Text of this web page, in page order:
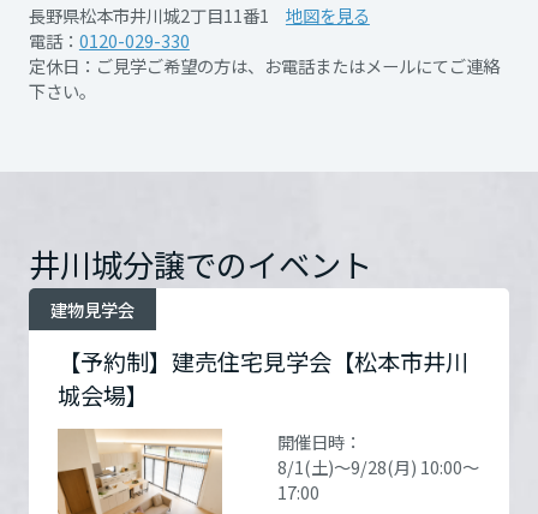
分譲住宅（建売・土地）検索
スムストック検索
[MISAWA RELAY]
住まいの売却
これから住まいをご検討の方
企業不動産活用（CRE）戦略
社宅建築
これから土地活用・賃貸経営をご検討の方
土地活用の基礎から長期安定経営を目指すオーナー様まで、賃貸経営
に役立つ多彩な情報を幅広くお届けします。
ホームラウンジ 土地活用・賃貸経営
事業用リノベーション
これからリフォームをご検討の方
実例動画や基礎知識、収納の工夫など、理想の住まいを叶えるリフォ
ームの具体策とアイデアを豊富にご用意しています。
ホームラウンジ リフォーム
建築再生事業
分譲用地
すべてのフィールドに新しい価値をデザインし、持続可能な未来志向
のまちづくりを実現していきます。
ミサワゼネラルソリューション
アフターメンテナンス
ミサワリフォーム
ミサワホームオーナーさま・リフォーム工事ご契約者さまとミサワホ
ツや、ミサワホームからの大切なお知らせなど配信しています。
ミサワオーナーズクラブ
MISAWAについて
ミサワホームグループ
環境活動
採用情報
中途採用
長野県松本市井川城2丁目11番1
地図を見る
電話： 0120-029-330
定休日：ご見学ご希望の方は、お電話またはメールにてご連絡
下さい。
井川城分譲でのイベント
【予約制】建売住宅見学会【松本市井川
城会場】
建物見学会
開催日時：
8/1(土)～9/28(月) 10:00～
17:00
秋田県
関東
茨城県
栃木県
まで
ご予約とご来場をお待ちしています。
開催日時
を見る